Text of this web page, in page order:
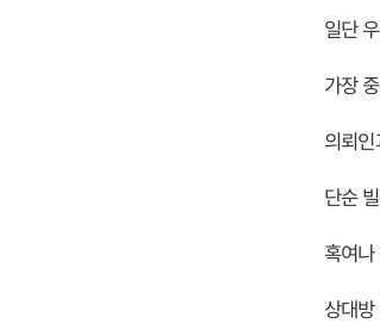
일단
가장
의뢰
단순
혹여
상대